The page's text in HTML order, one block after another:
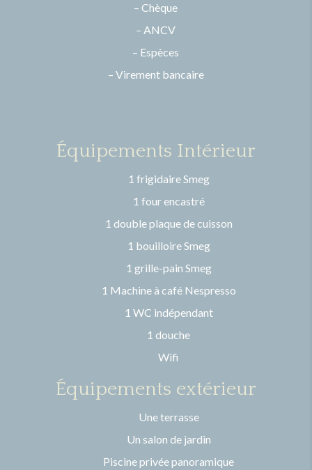
– Chèque
– ANCV
– Espèces
– Virement bancaire
Équipements Intérieur
1 frigidaire Smeg
1 four encastré
1 double plaque de cuisson
1 bouilloire Smeg
1 grille-pain Smeg
1 Machine à café Nespresso
1 WC indépendant
1 douche
Wifi
Équipements extérieur
Une terrasse
Un salon de jardin
Piscine privée panoramique